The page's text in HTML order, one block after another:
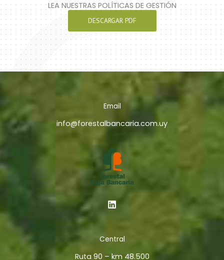
LEA NUESTRAS POLÍTICAS DE GESTIÓN
DESCARGAR PDF
Email
info@forestalbancaria.com.uy
Central
Ruta 90 – km 48.500